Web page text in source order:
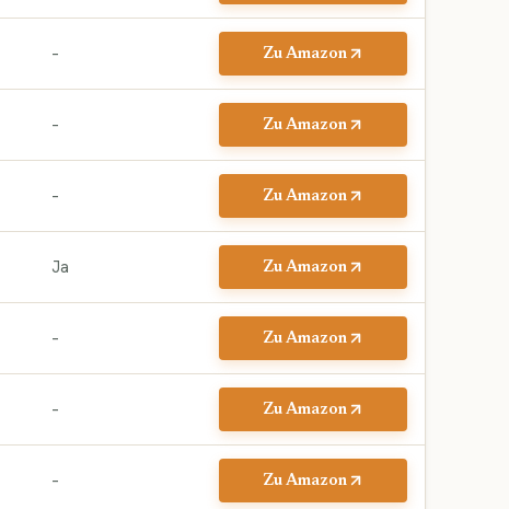
– Zu Amazon
– Zu Amazon
– Zu Amazon
Ja Zu Amazon
– Zu Amazon
– Zu Amazon
– Zu Amazon